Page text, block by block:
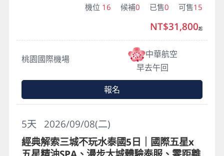
機位 16 候補0 已售0 可售15
桃園國際機場
中華航空
早去午回
NT$31,800起
報名
2026/09/08(二)
5天
經典解索三城不玩水泰國5日｜國際五星x